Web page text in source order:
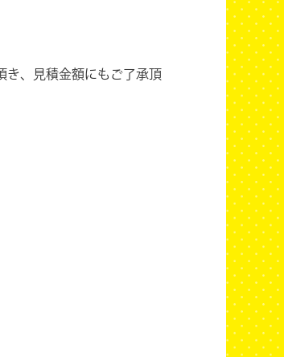
き、見積金額にもご了承頂